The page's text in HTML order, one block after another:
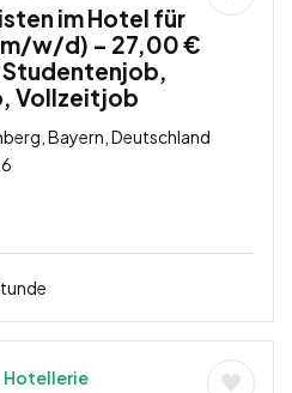
im Hotel für
w/d) – 27,00 €
Vollzeitjob
Bayern, Deutschland
Hotellerie